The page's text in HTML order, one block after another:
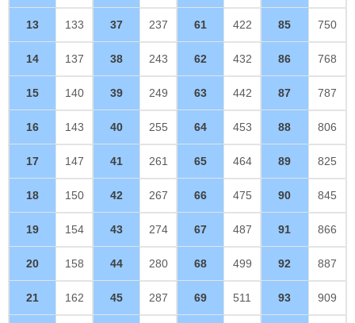
13 133 37 237 61 422 85 750
14 137 38 243 62 432 86 768
15 140 39 249 63 442 87 787
16 143 40 255 64 453 88 806
17 147 41 261 65 464 89 825
18 150 42 267 66 475 90 845
19 154 43 274 67 487 91 866
20 158 44 280 68 499 92 887
21 162 45 287 69 511 93 909